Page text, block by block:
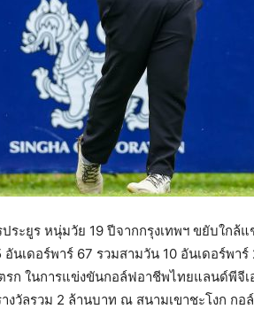
ประเทศไทย
ประยูร หนุ่มวัย 19 ปีจากกรุงเทพฯ ขยับใก
อันเดอร์พาร์ 67 รวมสามวัน 10 อันเดอร์พ
ก ในการแข่งขันกอล์ฟอาชีพไทยแลนด์พีจี
างวัลรวม 2 ล้านบาท ณ สนามเขาชะโงก ก